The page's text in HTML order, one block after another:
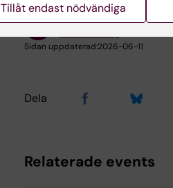
Innehållsgranskare:
Sidan uppdaterad:2026-06-11
Dela
Relaterade events
Tillåt endast nödvändiga